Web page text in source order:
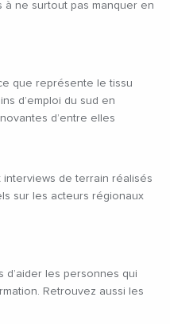
à ne surtout pas manquer en
que représente le tissu
d’emploi du sud en
d’entre elles
de terrain réalisés
sur les acteurs régionaux
d’aider les personnes qui
Retrouvez aussi les